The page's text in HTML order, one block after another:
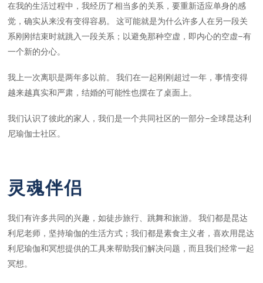
在我的生活过程中，我经历了相当多的关系，要重新适应单身的感
觉，确实从来没有变得容易。 这可能就是为什么许多人在另一段关
系刚刚结束时就跳入一段关系；以避免那种空虚，即内心的空虚–有
一个新的分心。
我上一次离职是两年多以前。 我们在一起刚刚超过一年，事情变得
越来越真实和严肃，结婚的可能性也摆在了桌面上。
我们认识了彼此的家人，我们是一个共同社区的一部分–全球昆达利
尼瑜伽士社区。
灵魂伴侣
我们有许多共同的兴趣，如徒步旅行、跳舞和旅游。 我们都是昆达
利尼老师，坚持瑜伽的生活方式；我们都是素食主义者，喜欢用昆达
利尼瑜伽和冥想提供的工具来帮助我们解决问题，而且我们经常一起
冥想。